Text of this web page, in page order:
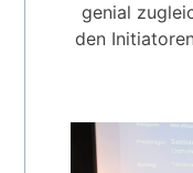
genial
den